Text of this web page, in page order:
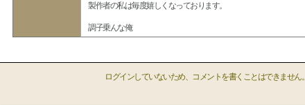
製作者の私は毎度嬉しくなっております。
調子乗んな俺
ログインしていないため、コメントを書くことはできません。